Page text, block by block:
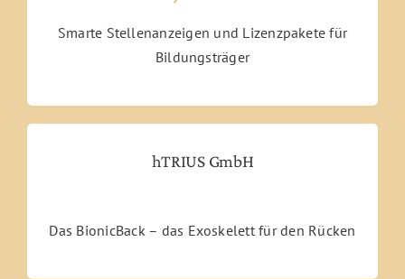
Smarte Stellenanzeigen und Lizenzpakete für
Bildungsträger
hTRIUS GmbH
Das BionicBack – das Exoskelett für den Rücken